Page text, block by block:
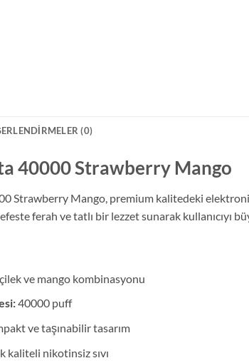
(0)
40000 Strawberry Mango
Strawberry Mango, premium kalitedeki
ferah ve tatlı bir lezzet sunarak kullanıcıyı
ve mango kombinasyonu
40000 puff
ve taşınabilir tasarım
kaliteli nikotinsiz sıvı